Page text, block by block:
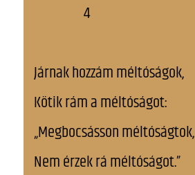
4
Járnak hozzám méltóságok,
Kötik rám a méltóságot:
„Megbocsásson méltóságtok,
Nem érzek rá méltóságot.”